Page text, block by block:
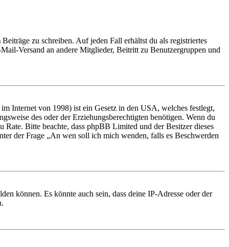
zu schreiben. Auf jeden Fall erhältst du als registriertes
Versand an andere Mitglieder, Beitritt zu Benutzergruppen und
Internet von 1998) ist ein Gesetz in den USA, welches festlegt,
des oder der Erziehungsberechtigten benötigen. Wenn du
Bitte beachte, dass phpBB Limited und der Besitzer dieses
der Frage „An wen soll ich mich wenden, falls es Beschwerden
können. Es könnte auch sein, dass deine IP-Adresse oder der